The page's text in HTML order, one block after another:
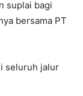
suplai bagi
bersama PT
seluruh jalur